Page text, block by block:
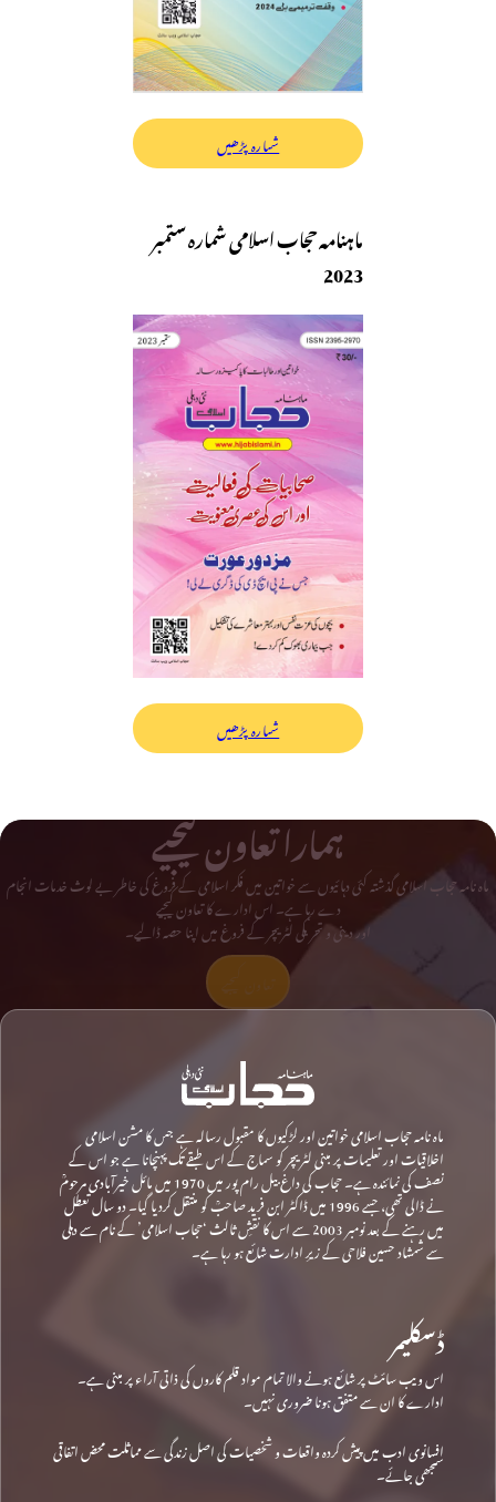
شمارہ پڑھیں
ماہنامہ حجاب اسلامی شمارہ ستمبر
2023
شمارہ پڑھیں
ہمارا تعاون کیجیے
ماہ نامہ حجاب اسلامی گذشتہ کئی دہائیوں سے خواتین میں فکر اسلامی کے فروغ کی خاطر بے لوث خدمات انجام
دے رہا ہے۔ اس ادارے کا تعاون کیجیے
اور دینی و تحریکی لٹریچر کے فروغ میں اپنا حصہ ڈالیے۔
ماہ نامہ حجاب اسلامی خواتین اور لڑکیوں کا مقبول رسالہ ہے جس کا مشن اسلامی
اخلاقیات اور تعلیمات پر مبنی لٹریچر کو سماج کے اس طبقے تک پہنچانا ہے جو اس کے
نصف کی نمائندہ ہے۔ حجاب کی داغ بیل رام پور میں 1970 میں مائل خیرآبادی مرحومؒ
نے ڈالی تھی، جسے 1996 میں ڈاکٹر ابن فرید صاحبؒ کو منتقل کردیا گیا۔ دو سال تعطل
میں رہنے کے بعد نومبر 2003 سے اس کا نقشِ ثالث ‘حجاب اسلامی’ کے نام سے دہلی
سے شمشاد حسین فلاحی کے زیرِ ادارت شائع ہو رہا ہے۔
ڈسکلیمر
اس ویب سائٹ پر شائع ہونے والا تمام مواد قلم کاروں کی ذاتی آراء پر مبنی ہے۔
ادارے کا ان سے متفق ہونا ضروری نہیں۔
افسانوی ادب میں پیش کردہ واقعات و شخصیات کی اصل زندگی سے مماثلت محض اتفاقی
سمجھی جائے۔